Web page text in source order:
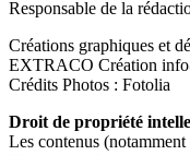
Responsable de la
Créations graphiques et
EXTRACO Création
Crédits Photos : Fotolia
Droit de propriété
Les contenus